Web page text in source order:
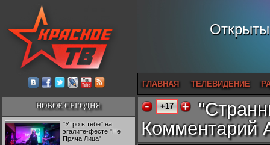
ГЛАВНАЯ ТЕЛЕВИДЕНИЕ
НОВОЕ СЕГОДНЯ
"Утро в тебе" на
эгалите-фесте "Не
Пряча Лица"
+17
Комментарий